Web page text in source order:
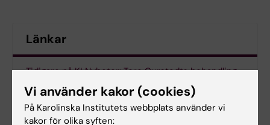
Länkar
Tidigare på KI Nyheter: Tore Curstedts behandling
har räddat livet på en halv miljon barn
Läs om alla medaljörer
Vi använder kakor (cookies)
På Karolinska Institutets webbplats använder vi
kakor för olika syften: